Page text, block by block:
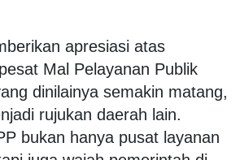
apresiasi atas
Mal Pelayanan Publik
dinilainya semakin matang,
rujukan daerah lain.
bukan hanya pusat layanan